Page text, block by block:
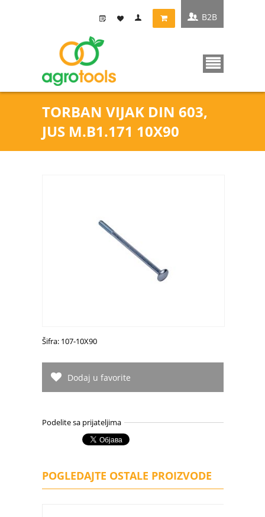
TORBAN VIJAK DIN 603,
JUS M.B1.171 10X90
B2B
Šifra: 107-10X90
Dodaj u favorite
Podelite sa prijateljima
POGLEDAJTE OSTALE PROIZVODE